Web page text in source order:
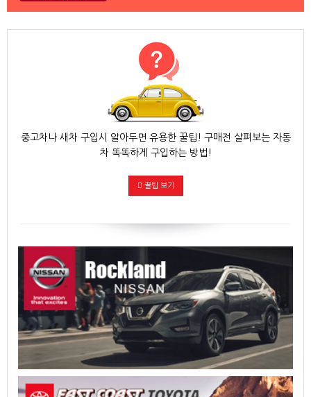
중고차나 새차 구입시 알아두면 유용한 꿀팁! 구매전 살펴보는 자동
차 똑똑하게 구입하는 방법!
꿀팁 보기